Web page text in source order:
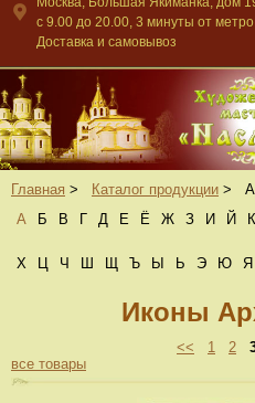
c 9.00 до 20.00, 3 минуты от
Доставка и самовывоз
Главная > Каталог продукции >
А
Б В Г Д Е Ё Ж З И Й К
Х Ц Ч Ш Щ Ъ Ы Ь Э Ю Я
Иконы
<< 1 2
все товары